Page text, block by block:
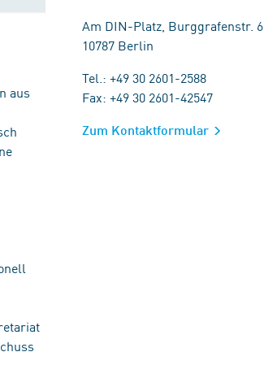
aus
Am DIN-Platz, Burggrafenstr. 6
10787 Berlin
Tel.: +49 30 2601-2588
Fax: +49 30 2601-42547
Zum Kontaktformular